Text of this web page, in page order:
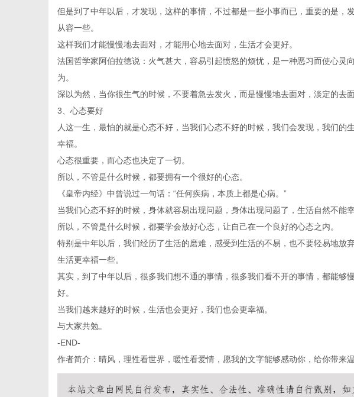
但是到了中年以后，才发现，这样的事情，不过都是一些小事而已，重要的是，
从容一些。
这样我们才能慢慢地去面对，才能用心地去面对，生活才会更好。
法国哲学家阿伯拉德说：火气甚大，容易引起愤怒的烦忧，是一种恶习而使心灵
为。
深以为然，当你很生气的时候，不要着急去发火，而是慢慢地去面对，淡定的去
3、心态要好
人这一生，最怕的就是心态不好，当我们心态不好的时候，我们会发现，我们的
幸福。
心态很重要，而心态也决定了一切。
所以，不管是什么时候，都要拥有一个很好的心态。
《皇帝内经》中曾说过一句话：“任何疾病，本质上都是心病。”
当我们心态不好的时候，身体就容易出现问题，身体出现问题了，生活自然不能幸
所以，不管是什么时候，都要学会放好心态，让自己在一个良好的心态之内。
特别是中年以后，我们经历了生活的磨难，感受到生活的不易，也不要轻易地放
生活更幸福一些。
其实，到了中年以后，很多我们想不通的事情，很多我们看不开的事情，都能够
好。
当我们越来越好的时候，生活也会更好，我们也会更幸福。
与大家共勉。
-END-
作者简介：晴风，理性看世界，暖性看爱情，愿我的文字能够感动你，给你带来温